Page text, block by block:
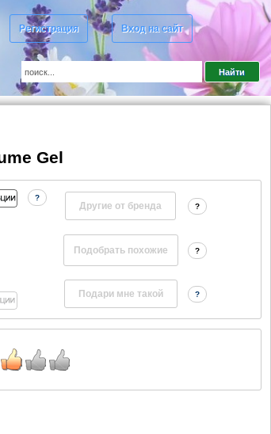
Регистрация Вход на сайт
Gel
?
Другие от бренда ?
?
?